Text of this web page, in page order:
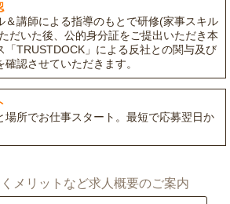
＆講師による指導のもとで研修(家事スキル
だいた後、公的身分証をご提出いただき本
「TRUSTDOCK」による反社との関与及び
認させていただきます。
場所でお仕事スタート。最短で応募翌日か
メリットなど求人概要のご案内